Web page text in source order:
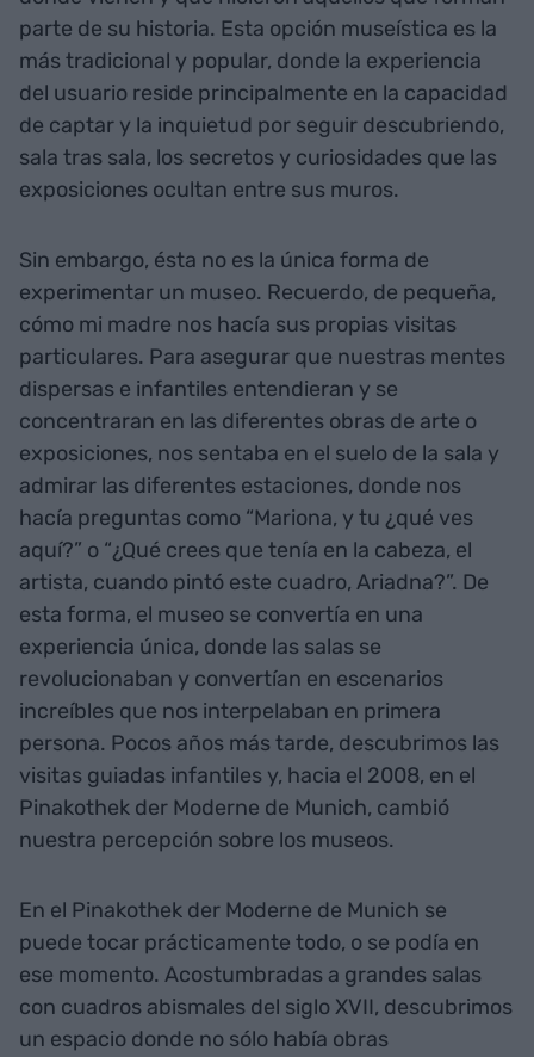
parte de su historia. Esta opción museística es la
más tradicional y popular, donde la experiencia
del usuario reside principalmente en la capacidad
de captar y la inquietud por seguir descubriendo,
sala tras sala, los secretos y curiosidades que las
exposiciones ocultan entre sus muros.
Sin embargo, ésta no es la única forma de
experimentar un museo. Recuerdo, de pequeña,
cómo mi madre nos hacía sus propias visitas
particulares. Para asegurar que nuestras mentes
dispersas e infantiles entendieran y se
concentraran en las diferentes obras de arte o
exposiciones, nos sentaba en el suelo de la sala y
admirar las diferentes estaciones, donde nos
hacía preguntas como “Mariona, y tu ¿qué ves
aquí?” o “¿Qué crees que tenía en la cabeza, el
artista, cuando pintó este cuadro, Ariadna?”. De
esta forma, el museo se convertía en una
experiencia única, donde las salas se
revolucionaban y convertían en escenarios
increíbles que nos interpelaban en primera
persona. Pocos años más tarde, descubrimos las
visitas guiadas infantiles y, hacia el 2008, en el
Pinakothek der Moderne de Munich, cambió
nuestra percepción sobre los museos.
En el Pinakothek der Moderne de Munich se
puede tocar prácticamente todo, o se podía en
ese momento. Acostumbradas a grandes salas
con cuadros abismales del siglo XVII, descubrimos
un espacio donde no sólo había obras